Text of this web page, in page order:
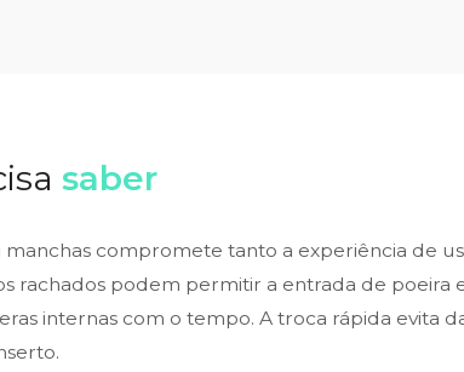
saber
compromete tanto a experiência de
rachados podem permitir a entrada de poeira
internas com o tempo. A troca rápida evita